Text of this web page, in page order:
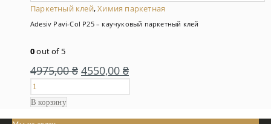
Паркетный клей,Химия паркетная
Adesiv Pavi-Col P25 – каучуковый паркетный клей
0out of 5
4975,00₴ 4550,00 ₴
В корзину